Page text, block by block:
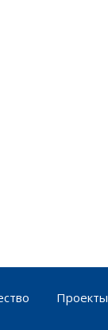
Проекты